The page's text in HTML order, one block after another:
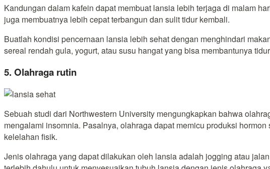
Kandungan dalam kafein dapat membuat lansia lebih terjaga di malam
juga membuatnya lebih cepat terbangun dan sulit tidur kembali.
Buatlah kondisi pencernaan lansia lebih sehat dengan menghindari
sereal rendah gula, yogurt, atau susu hangat yang bisa membantunya
5. Olahraga rutin
Sebuah studi dari Northwestern University mengungkapkan bahwa
mengalami insomnia. Pasalnya, olahraga dapat memicu produksi
kelelahan fisik.
Jenis olahraga yang dapat dilakukan oleh lansia adalah jogging atau